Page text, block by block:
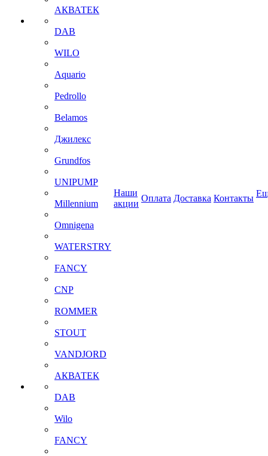
АКВАТЕК
DAB
WILO
Aquario
Pedrollo
Belamos
Джилекс
Grundfos
UNIPUMP
Millennium
Omnigena
WATERSTRY
FANCY
CNP
ROMMER
STOUT
VANDJORD
АКВАТЕК
DAB
Wilo
FANCY
Наши
акции
Оплата Доставка Контакты